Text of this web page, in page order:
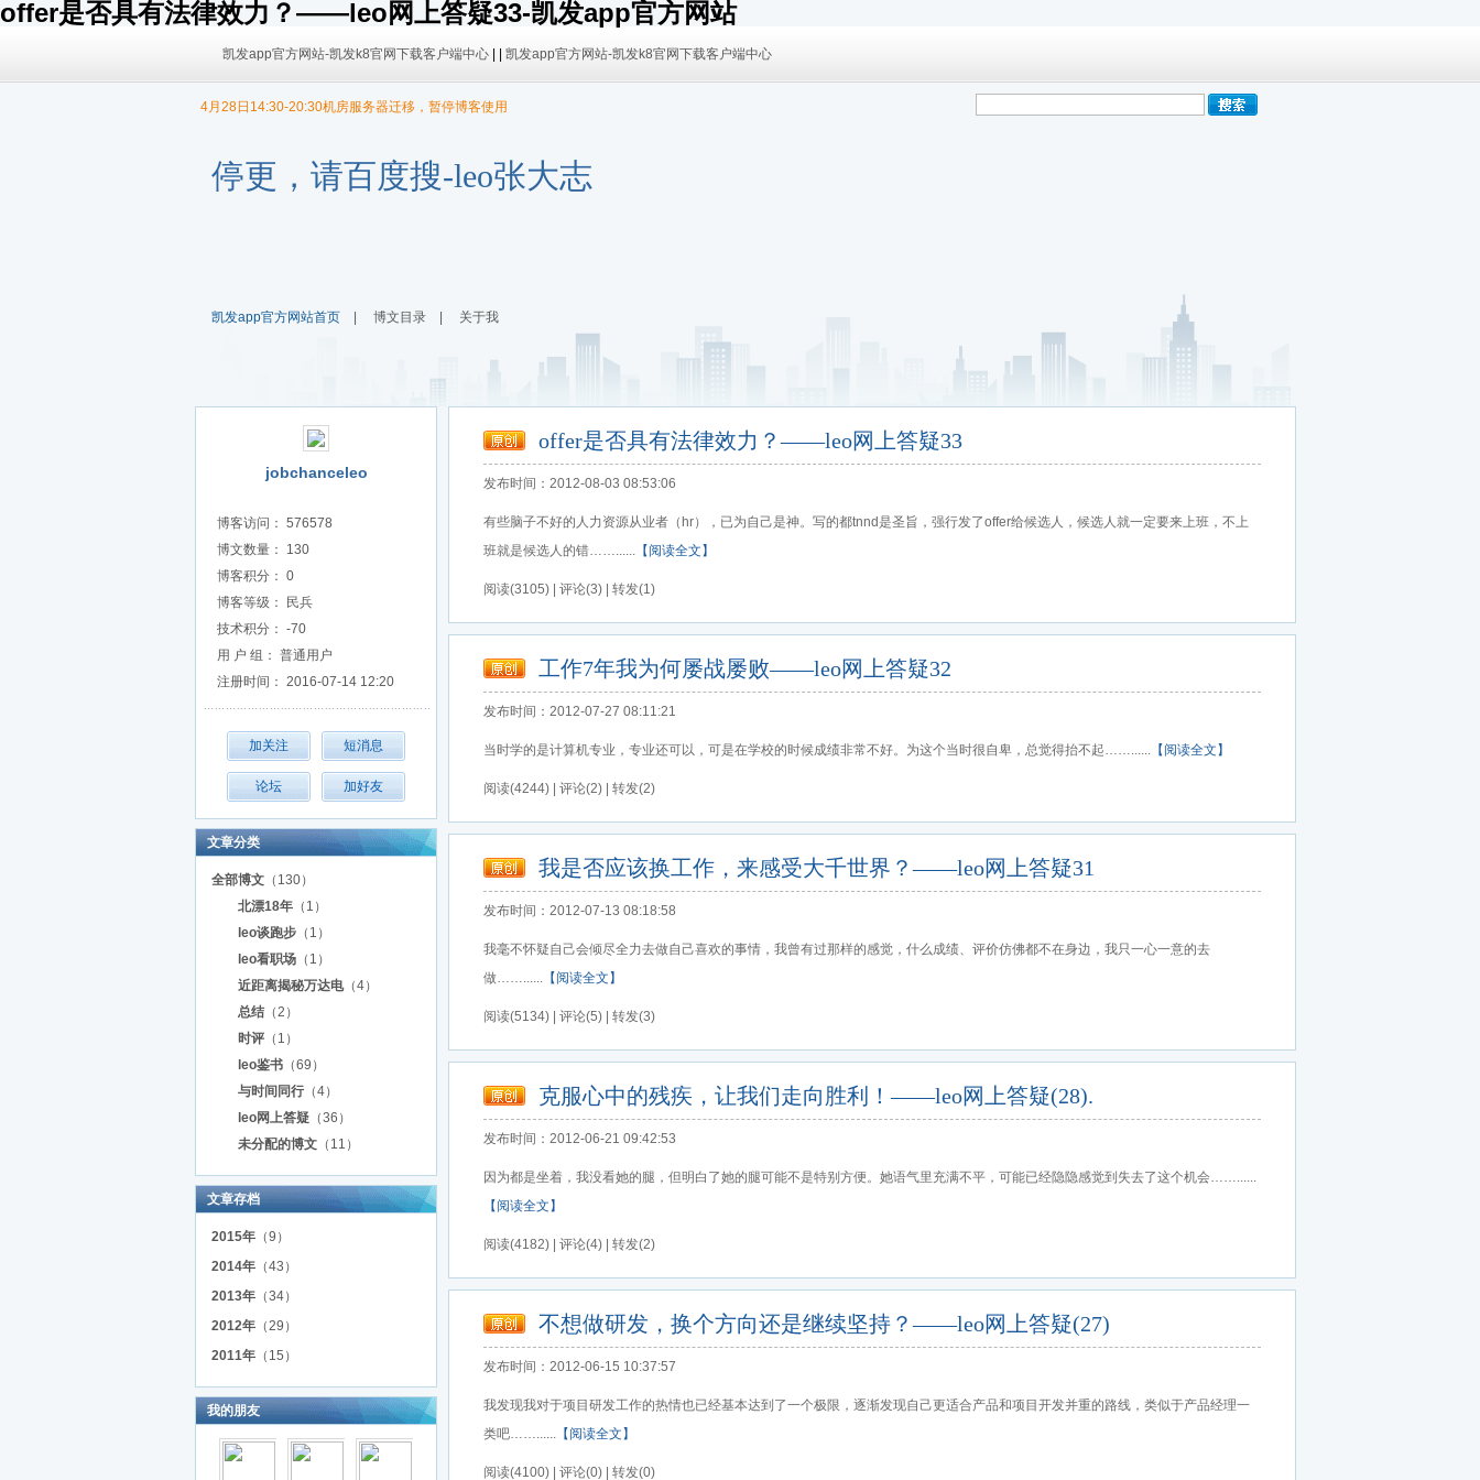
offer是否具有法律效力？——leo网上答疑33-凯发app官方网站
凯发app官方网站-凯发k8官网下载客户端中心 凯发app官方网站-凯发k8官网下载客户端中心
停更，请百度搜-leo张大志
4月28日14:30-20:30机房服务器迁移，暂停博客使用
9/30日 14:00 -10/4日 08:00暂时无法发布内容！
凯发app官方网站首页 博文目录 关于我
jobchanceleo
博客访问： 576578
博文数量： 130
博客积分： 0
博客等级： 民兵
技术积分： -70
用 户 组： 普通用户
注册时间： 2016-07-14 12:20
文章分类
全部博文 （130）
北漂18年 （1）
leo谈跑步 （1）
leo看职场 （1）
近距离揭秘万达电（4）
总结（2）
时评 （1）
leo鉴书 （69）
与时间同行（4）
leo网上答疑 （36）
未分配的博文 （11）
文章存档
2015年 （9）
2014年 （43）
2013年 （34）
2012年 （29）
2011年 （15）
我的朋友
offer是否具有法律效力？——leo网上答疑33
发布时间：2012-08-03 08:53:06
有些脑子不好的人力资源从业者（hr），已为自己是神。写的都tnnd是圣旨，强行发了offer给候选人，候选人就一定要来上班，不上
班就是候选人的错……......【阅读全文】
阅读(3105) | 评论(3) | 转发(1)
工作7年我为何屡战屡败——leo网上答疑32
发布时间：2012-07-27 08:11:21
当时学的是计算机专业，专业还可以，可是在学校的时候成绩非常不好。为这个当时很自卑，总觉得抬不起……......【阅读全文】
阅读(4244) | 评论(2) | 转发(2)
我是否应该换工作，来感受大千世界？——leo网上答疑31
发布时间：2012-07-13 08:18:58
我毫不怀疑自己会倾尽全力去做自己喜欢的事情，我曾有过那样的感觉，什么成绩、评价仿佛都不在身边，我只一心一意的去
做……......【阅读全文】
阅读(5134) | 评论(5) | 转发(3)
克服心中的残疾，让我们走向胜利！——leo网上答疑(28).
发布时间：2012-06-21 09:42:53
因为都是坐着，我没看她的腿，但明白了她的腿可能不是特别方便。她语气里充满不平，可能已经隐隐感觉到失去了这个机会……......
【阅读全文】
阅读(4182) | 评论(4) | 转发(2)
不想做研发，换个方向还是继续坚持？——leo网上答疑(27)
发布时间：2012-06-15 10:37:57
我发现我对于项目研发工作的热情也已经基本达到了一个极限，逐渐发现自己更适合产品和项目开发并重的路线，类似于产品经理一
类吧……......【阅读全文】
阅读(4100) | 评论(0) | 转发(0)